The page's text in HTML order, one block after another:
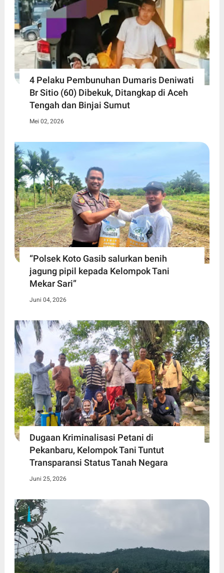
4 Pelaku Pembunuhan Dumaris Deniwati
Br Sitio (60) ‎Dibekuk, Ditangkap di Aceh
Tengah ‎dan Binjai Sumut
Mei 02, 2026
“Polsek Koto Gasib salurkan benih
jagung pipil kepada Kelompok Tani
Mekar Sari”
Juni 04, 2026
Dugaan Kriminalisasi Petani di
Pekanbaru, Kelompok Tani Tuntut
Transparansi Status Tanah Negara
Juni 25, 2026